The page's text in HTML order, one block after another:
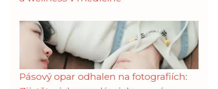
Pásový opar odhalen na fotografiích: